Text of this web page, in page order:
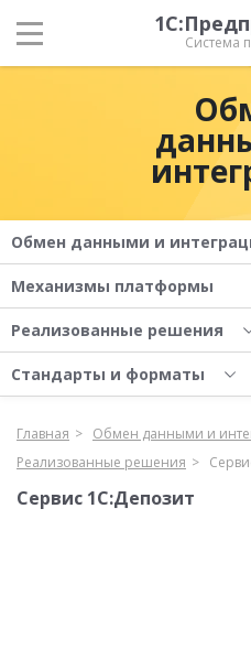
Система
Обмен данными и
Механизмы платформы
Реализованные решения
Стандарты и форматы
Главная
Обмен данными и
Реализованные решения
Сервис 1С:Депозит